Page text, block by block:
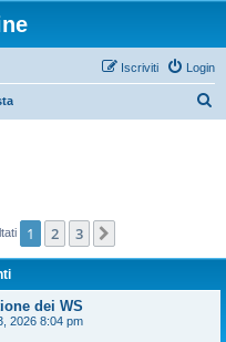
Login
Iscriviti
1 2 3
dei WS
2026 8:04 pm